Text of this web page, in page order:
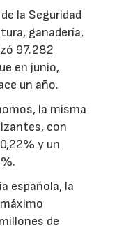
la Seguridad
ganadería,
97.282
en junio,
un año.
la misma
con
y un
española, la
de